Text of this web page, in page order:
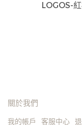
LOGOS-
關於我們
我的帳戶 客服中心